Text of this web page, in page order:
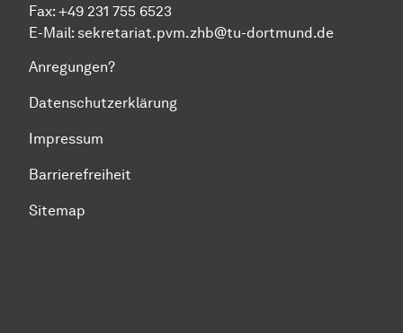
Fax: +49 231 755 6523
E-Mail: sekretariat.pvm.zhb@tu-dortmund.de
Anregungen?
Datenschutzerklärung
Impressum
Barrierefreiheit
Sitemap